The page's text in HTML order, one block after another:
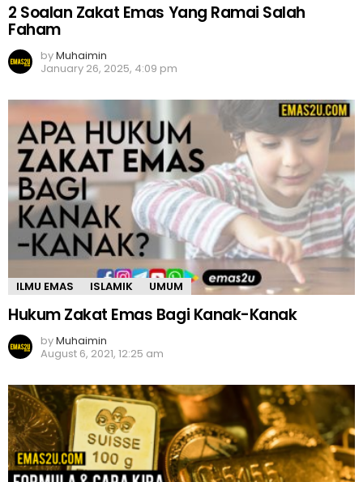
2 Soalan Zakat Emas Yang Ramai Salah
Faham
byMuhaimin
January 26, 2025, 4:09 pm
ILMU EMAS ISLAMIK UMUM
Hukum Zakat Emas Bagi Kanak-Kanak
byMuhaimin
August 6, 2021, 12:25 am